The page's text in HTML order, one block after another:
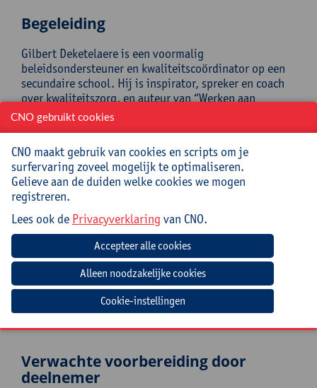
Begeleiding
Gilbert Deketelaere is een voormalig
beleidsondersteuner en kwaliteitscoördinator op een
secundaire school. Hij is inspirator, spreker en coach
over kwaliteitszorg, en auteur van “Werken aan
kwaliteit op school” en “Van data naar daadkracht”
(Politeia).
Praktisch
Deze cursus loopt over 2 dagen.
Cursuscode:26/DR/014A
Cursusmateriaal en lunches inbegrepen
Jouw bijdrage: 264 EUR.
Inlichtingen bij: Tamara Bonne, 03 265 29 89,
tamara.bonne@uantwerpen.be
Verwachte voorbereiding door
deelnemer
CNO gebruikt cookies
CNO maakt gebruik van cookies en scripts om je
surfervaring zoveel mogelijk te optimaliseren.
Gelieve aan de duiden welke cookies we mogen
registreren.
Lees ook de Privacyverklaring van CNO.
Cookie-instellingen